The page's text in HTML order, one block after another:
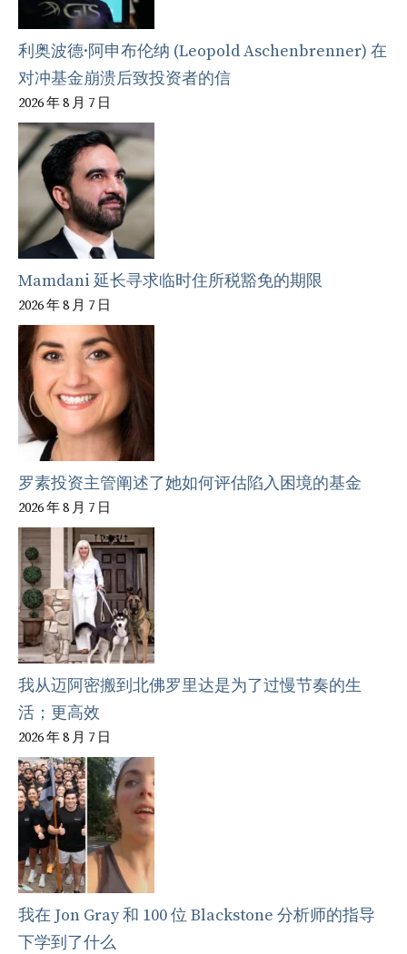
利奥波德·阿申布伦纳 (Leopold Aschenbrenner) 在
对冲基金崩溃后致投资者的信
2026 年 8 月 7 日
Mamdani 延长寻求临时住所税豁免的期限
2026 年 8 月 7 日
罗素投资主管阐述了她如何评估陷入困境的基金
2026 年 8 月 7 日
我从迈阿密搬到北佛罗里达是为了过慢节奏的生
活；更高效
2026 年 8 月 7 日
我在 Jon Gray 和 100 位 Blackstone 分析师的指导
下学到了什么